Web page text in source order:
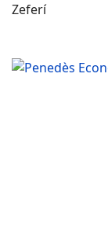
Zeferí